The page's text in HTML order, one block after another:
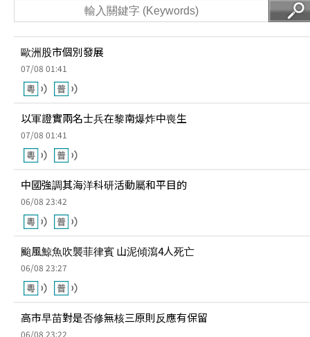
歐洲股市個別發展
07/08 01:41
以軍證實兩名士兵在黎南爆炸中喪生
07/08 01:41
中國強調其海洋科研活動屬和平目的
06/08 23:42
颱風鯨魚吹襲菲律賓 山泥傾瀉4人死亡
06/08 23:27
高市早苗對是否修無核三原則反應有保留
06/08 23:22